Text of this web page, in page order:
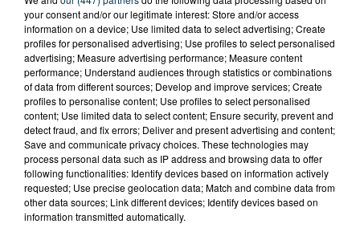
your consent and/or our legitimate interest: Store and/or access
information on a device; Use limited data to select advertising; Create
profiles for personalised advertising; Use profiles to select personalised
advertising; Measure advertising performance; Measure content
performance; Understand audiences through statistics or combinations
of data from different sources; Develop and improve services; Create
profiles to personalise content; Use profiles to select personalised
content; Use limited data to select content; Ensure security, prevent and
detect fraud, and fix errors; Deliver and present advertising and content;
Save and communicate privacy choices. These technologies may
process personal data such as IP address and browsing data to offer
following functionalities: Identify devices based on information actively
requested; Use precise geolocation data; Match and combine data from
other data sources; Link different devices; Identify devices based on
information transmitted automatically.